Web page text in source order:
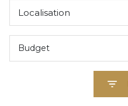
Localisation
Budget